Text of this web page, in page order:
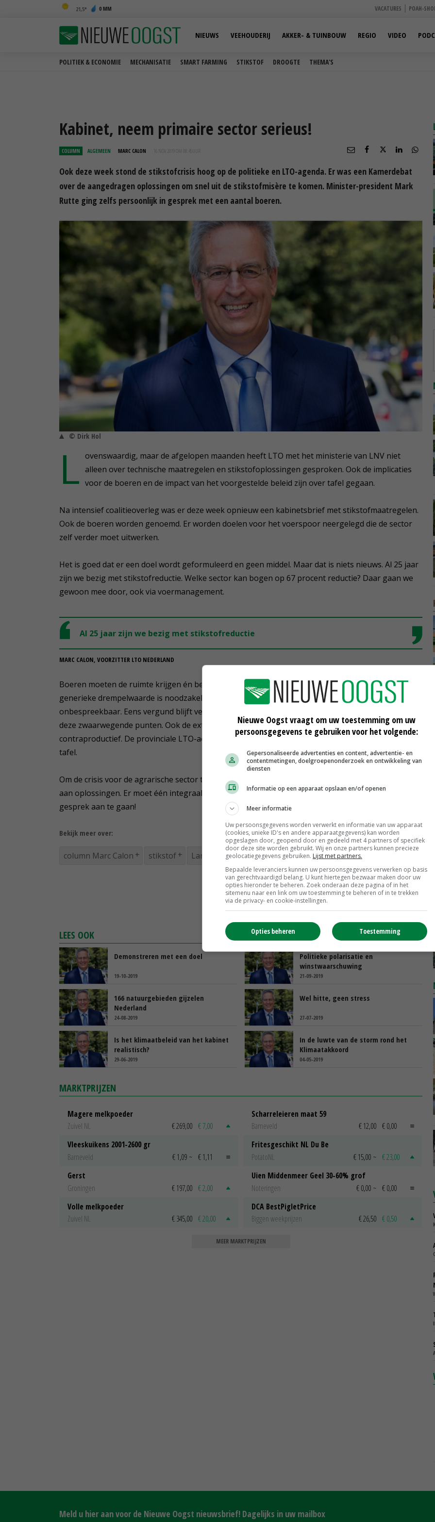
21,5 0 MM VACATURES POAH-
POLITIEK & ECONOMIE MECHANISATIE SMART FARMING STIKSTOF DROOGTE THEMA'S
NIEUWS VEEHOUDERIJ AKKER- & TUINBOUW REGIO VIDEO
Kabinet, neem primaire sector serieus!
COLUMN ALGEMEEN MARC CALON 16 NOV 2019 OM 08:45
Ook deze week stond de stikstofcrisis hoog op de politieke en LTO-agenda. Er was een Kamerdebat
over de aangedragen oplossingen om snel uit de stikstofmisère te komen. Minister-president Mark
Rutte ging zelfs persoonlijk in gesprek met een aantal boeren.
© Dirk Hol
L ovenswaardig, maar de afgelopen maanden heeft LTO met het ministerie van LNV niet
alleen over technische maatregelen en stikstofoplossingen gesproken. Ook de implicaties
voor de boeren en de impact van het voorgestelde beleid zijn over tafel gegaan.
Na intensief coalitieoverleg was er deze week opnieuw een kabinetsbrief met stikstofmaatregelen.
Ook de boeren worden genoemd. Er worden doelen voor het voerspoor neergelegd die de sector
zelf verder moet uitwerken.
Het is goed dat er een doel wordt geformuleerd en geen middel. Maar dat is niets nieuws. Al 25 jaar
zijn we bezig met stikstofreductie. Welke sector kan bogen op 67 procent reductie? Daar gaan we
gewoon mee door, ook via voermanagement.
Al 25 jaar zijn we bezig met stikstofreductie
MARC CALON, VOORZITTER LTO NEDERLAND
Boeren moeten de ruimte krijgen én behouden om dit soort innovaties door te voeren. Een
generieke drempelwaarde is noodzakelijk. Ammoniak koppelen aan fosfaat-/dierrechten is
onbespreekbaar. Eens vergund blijft vergund. LTO is bereid juridische procedures te starten voor
deze zwaarwegende punten. Ook de extra maatregelen in sommige provincies werken
contraproductief. De provinciale LTO-acties waren er niet voor niets. Dit provinciale beleid moet van
tafel.
Om de crisis voor de agrarische sector te bezweren, werkt LTO binnen een landbouwcollectief hard
aan oplossingen. Er moet één integraal plan komen. Kabinet, het is de hoogste tijd om serieus het
gesprek aan te gaan!
Bekijk meer over:
column Marc Calon stikstof Landbouw Collectief
LEES OOK
Demonstreren met een doel
19-10-2019
Politieke polarisatie en
winstwaarschuwing
21-09-2019
166 natuurgebieden gijzelen
Nederland
24-08-2019
Wel hitte, geen stress
27-07-2019
Is het klimaatbeleid van het kabinet
realistisch?
29-06-2019
In de luwte van de storm rond het
Klimaatakkoord
04-05-2019
MARKTPRIJZEN
Magere melkpoeder
Zuivel NL
€ 269,00 € 7,00
Vleeskuikens 2001-2600 gr
Barneveld
€ 1,09 ~ € 1,11
Gerst
Groningen
€ 197,00 € 2,00
Volle melkpoeder
Zuivel NL
€ 345,00 € 20,00
Scharreleieren maat 59
Barneveld
€ 12,00 € 0,00
Fritesgeschikt NL Du Be
PotatoNL
€ 15,00 ~ € 23,00
Uien Middenmeer Geel 30-60% grof
Noteringen
€ 0,00 ~ € 0,00
DCA BestPigletPrice
Biggen weekprijzen
€ 26,50 € 0,50
MEER MARKTPRIJZEN
Meld u hier aan voor de Nieuwe Oogst nieuwsbrief! Dagelijks in uw mailbox
Nieuwe Oogst vraagt om uw toestemming om uw
persoonsgegevens te gebruiken voor het volgende:
Gepersonaliseerde advertenties en content, advertentie- en
contentmetingen, doelgroepenonderzoek en ontwikkeling van
diensten
Informatie op een apparaat opslaan en/of openen
Meer informatie
Uw persoonsgegevens worden verwerkt en informatie van uw apparaat
(cookies, unieke ID's en andere apparaatgegevens) kan worden
opgeslagen door, geopend door en gedeeld met 4 partners of specifiek
door deze site worden gebruikt. Wij en onze partners kunnen precieze
geolocatiegegevens gebruiken. Lijst met partners.
Bepaalde leveranciers kunnen uw persoonsgegevens verwerken op basis
van gerechtvaardigd belang. U kunt hiertegen bezwaar maken door uw
opties hieronder te beheren. Zoek onderaan deze pagina of in het
sitemenu naar een link om uw toestemming te beheren of in te trekken
via de privacy- en cookie-instellingen.
Toestemming
Opties beheren